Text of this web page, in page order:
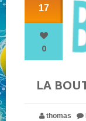
NOS
17
0
LA
thomas